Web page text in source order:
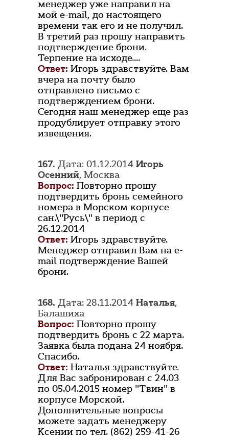
менеджер уже направил на
мой e-mail, до настоящего
времени так его и не получил.
В третий раз прошу направить
подтверждение брони.
Терпение на исходе....
Ответ: Игорь здравствуйте. Вам
вчера на почту было
отправлено письмо с
подтверждением брони.
Сегодня наш менеджер еще раз
продублирует отправку этого
извещения.
167. Дата: 01.12.2014 Игорь
Осенний, Москва
Вопрос: Повторно прошу
подтвердить бронь семейного
номера в Морском корпусе
сан.\"Русь\" в период с
26.12.2014
Ответ: Игорь здравствуйте.
Менеджер отправил Вам на e-
mail подтверждение Вашей
брони.
168. Дата: 28.11.2014 Наталья,
Балашиха
Вопрос: Повторно прошу
подтвердить бронь с 22 марта.
Заявка была подана 24 ноября.
Спасибо.
Ответ: Наталья здравствуйте.
Для Вас забронирован с 24.03
по 05.04.2015 номер "Твин" в
корпусе Морской.
Дополнительные вопросы
можете задать менеджеру
Ксении по тел. (862) 259-41-26